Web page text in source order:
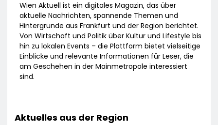
Wien Aktuell ist ein digitales Magazin, das über
aktuelle Nachrichten, spannende Themen und
Hintergründe aus Frankfurt und der Region berichtet.
Von Wirtschaft und Politik über Kultur und Lifestyle bis
hin zu lokalen Events – die Plattform bietet vielseitige
Einblicke und relevante Informationen für Leser, die
am Geschehen in der Mainmetropole interessiert
sind.
Aktuelles aus der Region